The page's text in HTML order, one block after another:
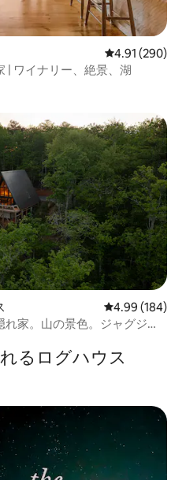
レビュー290
4.91 (290)
| ワイナリー、絶景、湖
。
レビュー184
4.99 (184)
れ家。山の景色。ジャグジ
るログハウス